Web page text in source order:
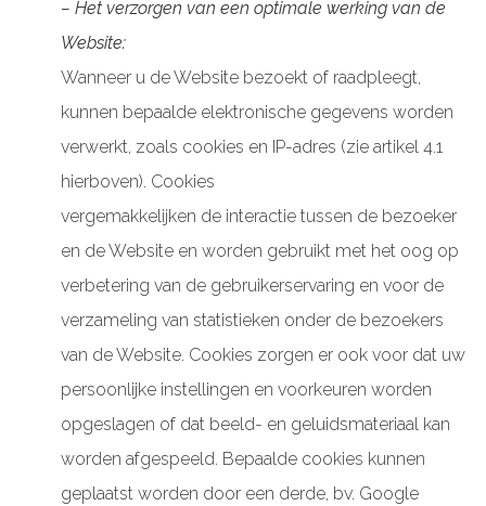
– Het verzorgen van een optimale werking van de
Website:
Wanneer u de Website bezoekt of raadpleegt,
kunnen bepaalde elektronische gegevens worden
verwerkt, zoals cookies en IP-adres (zie artikel 4.1
hierboven). Cookies
vergemakkelijken de interactie tussen de bezoeker
en de Website en worden gebruikt met het oog op
verbetering van de gebruikerservaring en voor de
verzameling van statistieken onder de bezoekers
van de Website. Cookies zorgen er ook voor dat uw
persoonlijke instellingen en voorkeuren worden
opgeslagen of dat beeld- en geluidsmateriaal kan
worden afgespeeld. Bepaalde cookies kunnen
geplaatst worden door een derde, bv. Google